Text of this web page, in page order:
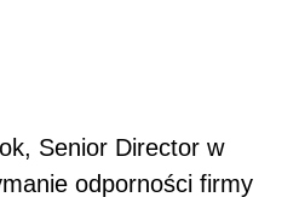
Senior Director w
odporności firmy